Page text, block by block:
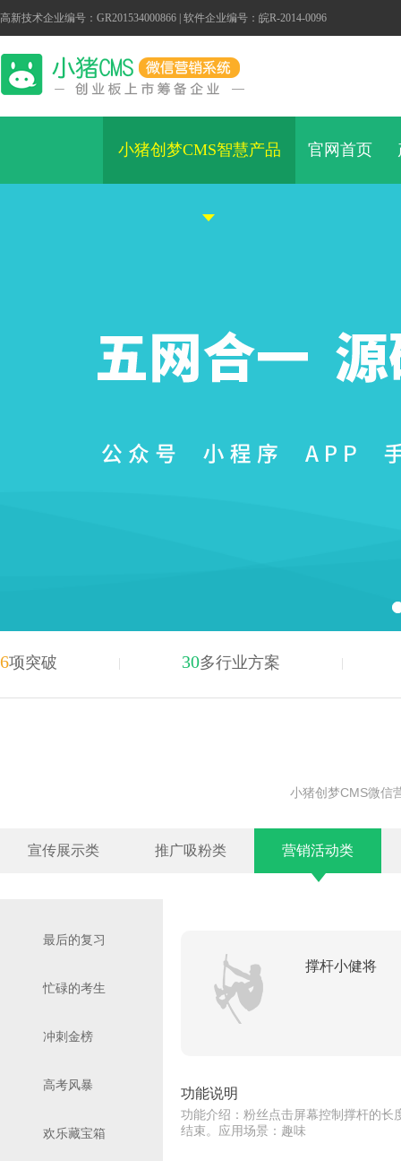
高新技术企业编号：GR201534000866 | 软件企业编号：皖R-2014-0096
小猪创梦CMS智慧产品 官网首页
6项突破 30多行业方案
小猪创梦CMS微信
宣传展示类 推广吸粉类 营销活动类
最后的复习
忙碌的考生
冲刺金榜
高考风暴
欢乐藏宝箱
撑杆小健将
功能说明
功能介绍：粉丝点击屏幕控制撑杆的
结束。应用场景：趣味